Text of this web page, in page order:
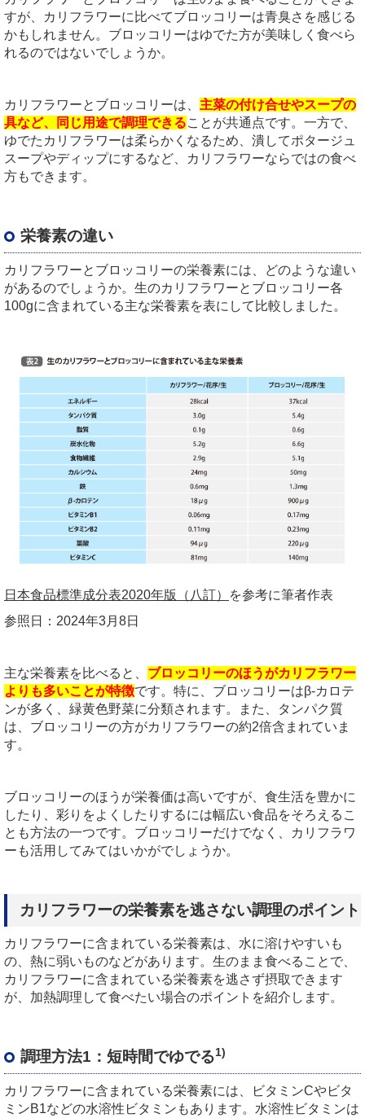
すが、カリフラワーに比べてブロッコリーは青臭さを感じる
かもしれません。ブロッコリーはゆでた方が美味しく食べら
れるのではないでしょうか。
カリフラワーとブロッコリーは、 主菜の付け合せやスープの
具など、同じ用途で調理できることが共通点です。一方で、
ゆでたカリフラワーは柔らかくなるため、潰してポタージュ
スープやディップにするなど、カリフラワーならではの食べ
方もできます。
栄養素の違い
カリフラワーとブロッコリーの栄養素には、どのような違い
があるのでしょうか。生のカリフラワーとブロッコリー各
100gに含まれている主な栄養素を表にして比較しました。
日本食品標準成分表2020年版（八訂）
を参考に筆者作表
参照日：2024年3月8日
主な栄養素を比べると、 ブロッコリーのほうがカリフラワー
よりも多いことが特徴です。特に、ブロッコリーはβ-カロテ
ンが多く、緑黄色野菜に分類されます。また、タンパク質
は、ブロッコリーの方がカリフラワーの約2倍含まれていま
す。
ブロッコリーのほうが栄養価は高いですが、食生活を豊かに
したり、彩りをよくしたりするには幅広い食品をそろえるこ
とも方法の一つです。ブロッコリーだけでなく、カリフラワ
ーも活用してみてはいかがでしょうか。
カリフラワーの栄養素を逃さない調理のポイント
カリフラワーに含まれている栄養素は、水に溶けやすいも
の、熱に弱いものなどがあります。生のまま食べることで、
カリフラワーに含まれている栄養素を逃さず摂取できます
が、加熱調理して食べたい場合のポイントを紹介します。
調理方法1：短時間でゆでる1)
カリフラワーに含まれている栄養素には、ビタミンCやビタ
ミンB1などの水溶性ビタミンもあります。水溶性ビタミンは